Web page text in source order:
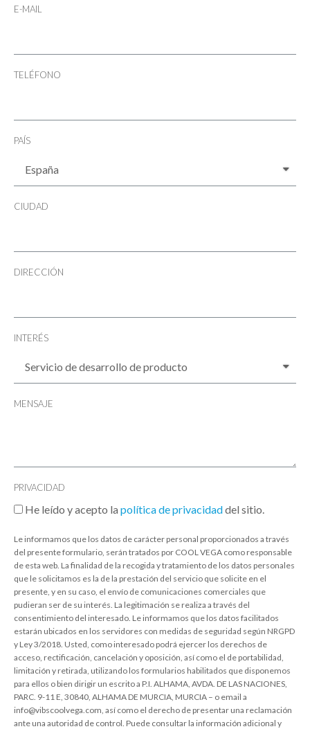
E-MAIL
TELÉFONO
PAÍS
CIUDAD
DIRECCIÓN
INTERÉS
MENSAJE
PRIVACIDAD
He leído y acepto la política de privacidaddel sitio.
Le informamos que los datos de carácter personal proporcionados a través
del presente formulario, serán tratados por COOL VEGA como responsable
de esta web. La finalidad de la recogida y tratamiento de los datos personales
que le solicitamos es la de la prestación del servicio que solicite en el
presente, y en su caso, el envío de comunicaciones comerciales que
pudieran ser de su interés. La legitimación se realiza a través del
consentimiento del interesado. Le informamos que los datos facilitados
estarán ubicados en los servidores con medidas de seguridad según NRGPD
y Ley 3/2018. Usted, como interesado podrá ejercer los derechos de
acceso, rectificación, cancelación y oposición, así como el de portabilidad,
limitación y retirada, utilizando los formularios habilitados que disponemos
para ellos o bien dirigir un escrito a P.I. ALHAMA, AVDA. DE LAS NACIONES,
PARC. 9-11 E, 30840, ALHAMA DE MURCIA, MURCIA – o email a
info@vibscoolvega.com, así como el derecho de presentar una reclamación
ante una autoridad de control. Puede consultar la información adicional y